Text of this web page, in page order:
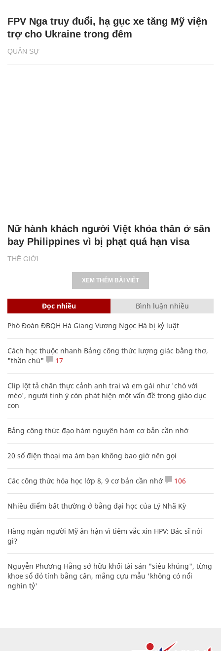
QUÂN SỰ
FPV Nga truy đuổi, hạ gục xe tăng Mỹ viện
trợ cho Ukraine trong đêm
THẾ GIỚI
Nữ hành khách người Việt khỏa thân ở sân
bay Philippines vì bị phạt quá hạn visa
XEM THÊM BÀI VIẾT
Đọc nhiều Bình luận nhiều
Phó Đoàn ĐBQH Hà Giang Vương Ngọc Hà bị kỷ luật
Cách học thuộc nhanh Bảng công thức lượng giác bằng thơ,
"thần chú"
17
Clip lột tả chân thực cảnh anh trai và em gái như 'chó với
mèo', người tinh ý còn phát hiện một vấn đề trong giáo dục
con
Bảng công thức đạo hàm nguyên hàm cơ bản cần nhớ
20 số điện thoại ma ám bạn không bao giờ nên gọi
Các công thức hóa học lớp 8, 9 cơ bản cần nhớ 106
Nhiều điểm bất thường ở bằng đại học của Lý Nhã Kỳ
Hàng ngàn người Mỹ ân hận vì tiêm vắc xin HPV: Bác sĩ nói
gì?
Nguyễn Phương Hằng sở hữu khối tài sản "siêu khủng", từng
khoe sổ đỏ tính bằng cân, mắng cựu mẫu 'không có nổi
nghìn tỷ'